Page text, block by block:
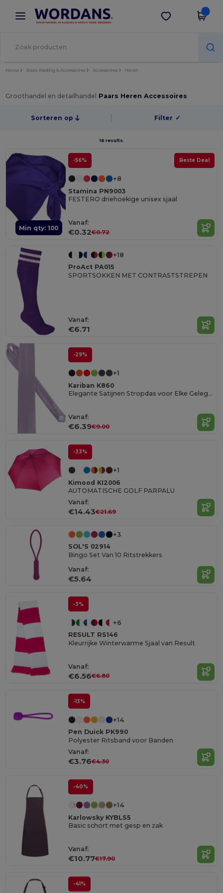
× Wordans-app
Betere prijzen in de app!
Download app
Home Basic Kleding & Accessoires Accessoires Heren
Groothandel en detailhandel Paars Heren Accessoires
Sorteren op Filter ✓
16 results.
Min qty: 100
-56% Beste Deal
+8
Stamina PN9003
FESTERO driehoekige unisex sjaal
Vanaf:
€0.32€0.72
+18
ProAct PA015
SPORTSOKKEN MET CONTRASTSTREPEN
Vanaf:
€6.71
-29%
+1
Kariban K860
Elegante Satijnen Stropdas voor Elke Gelegenheid
Vanaf:
€6.39€9.00
-33%
+1
Kimood KI2006
AUTOMATISCHE GOLF PARPALU
Vanaf:
€14.43€21.69
+3
SOL'S 02914
Bingo Set Van 10 Ritstrekkers
Vanaf:
€5.64
-3%
+6
RESULT RS146
Kleurrijke Winterwarme Sjaal van Result
Vanaf:
€6.56€6.80
-13%
+14
Pen Duick PK990
Polyester Ritsband voor Banden
Vanaf:
€3.76€4.30
-40%
+14
Karlowsky KYBLS5
Basic schort met gesp en zak
Vanaf:
€10.77€17.90
-41%